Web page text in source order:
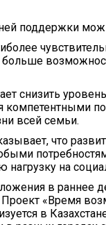
поддержки
больше
снизить
компетентными
всей семьи.
что
нагрузку на
в раннее
«Время
в